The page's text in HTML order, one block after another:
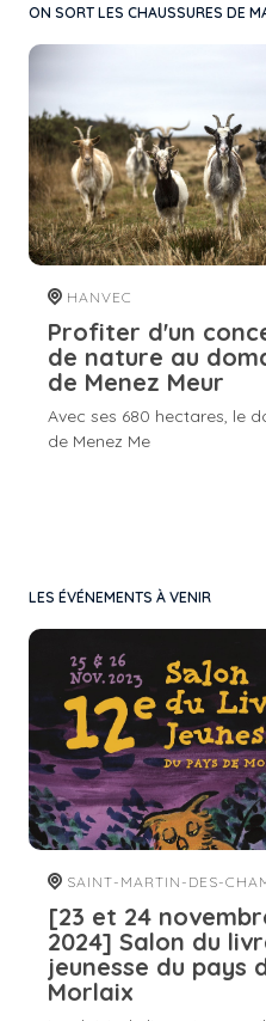
ON SORT LES CHAUSSURES DE
HANVEC
Profiter d'un
de nature au
de Menez Meur
Avec ses 680 hectares, le
de Menez Me
LES ÉVÉNEMENTS À VENIR
SAINT-MARTIN-DES-
[23 et 24
2024] Salon du
jeunesse du pays
Morlaix